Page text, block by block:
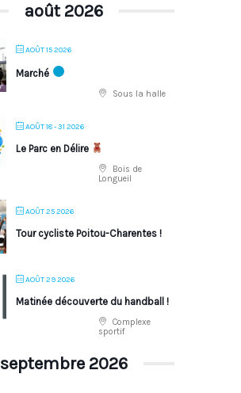
août 2026
AOÛT 15 2026
Marché
Sous la halle
AOÛT 18 - 31 2026
Le Parc en Délire
Bois de
Longueil
AOÛT 25 2026
Tour cycliste Poitou-Charentes !
AOÛT 29 2026
Matinée découverte du handball !
Complexe
sportif
septembre 2026